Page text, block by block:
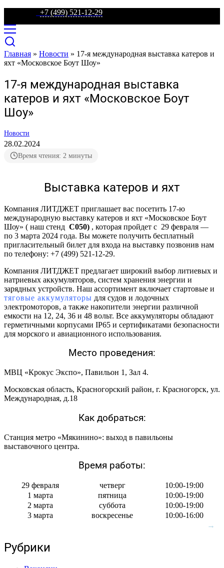
+7 (499) 521-12-29
Главная » Новости » 17-я международная выставка катеров и
яхт «Московское Боут Шоу»
17-я международная выставка
катеров и яхт «Московское Боут
Шоу»
Новости
28.02.2024
Время чтения: 2 минуты
Выставка катеров и яхт
Компания ЛИТДЖЕТ приглашает вас посетить 17-ю
международную выставку катеров и яхт «Московское Боут
Шоу» ( наш стенд C050) , которая пройдет с 29 февраля —
по 3 марта 2024 года. Вы можете получить бесплатный
пригласительный билет для входа на выставку позвонив нам
по телефону: +7 (499) 521-12-29.
Компания ЛИТДЖЕТ предлагает широкий выбор литиевых и
натриевых аккумуляторов, систем хранения энергии и
зарядных устройств. Наш ассортимент включает стартовые и
тяговые аккумуляторы для судов и лодочных
электромоторов, а также накопители энергии различной
емкости на 12, 24, 36 и 48 вольт. Все аккумуляторы обладают
герметичными корпусами IP65 и сертификатами безопасности
для морского и авиационного использования.
Место проведения:
МВЦ «Крокус Экспо», Павильон 1, Зал 4.
Московская область, Красногорский район, г. Красногорск, ул.
Международная, д.18
Как добраться:
Станция метро «Мякинино»: выход в павильоны
выставочного центра.
Время работы:
29 февраля четверг
10:00-19:00
1 марта
пятница
10:00-19:00
2 марта
суббота
10:00-19:00
3 марта
воскресенье 10:00-16:00
Рубрики